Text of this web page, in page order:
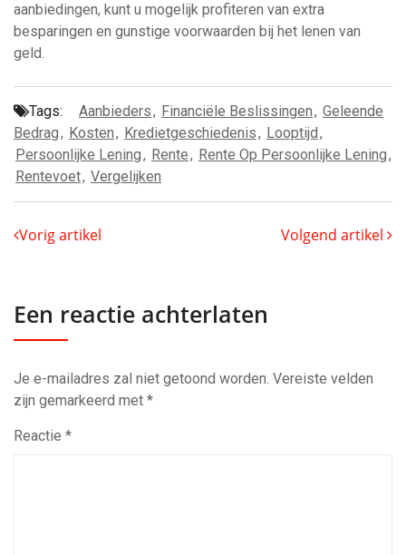
aanbiedingen, kunt u mogelijk profiteren van extra
besparingen en gunstige voorwaarden bij het lenen van
geld.
Tags: Aanbieders, Financiële Beslissingen, Geleende
Bedrag, Kosten, Kredietgeschiedenis, Looptijd,
Persoonlijke Lening, Rente, Rente Op Persoonlijke Lening,
Rentevoet, Vergelijken
Vorig artikel Volgend artikel
Een reactie achterlaten
Je e-mailadres zal niet getoond worden. Vereiste velden
zijn gemarkeerd met *
Reactie *